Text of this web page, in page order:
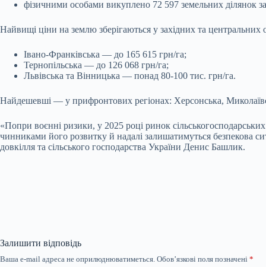
фізичними особами викуплено 72 597 земельних ділянок
Найвищі ціни на землю зберігаються у західних та
Івано-Франківська — до 165 615 грн/га;
Тернопільська — до 126 068 грн/га;
Львівська та Вінницька — понад 80-100 тис. грн/га.
Найдешевші — у прифронтових регіонах: Херсонська,
«Попри воєнні ризики, у 2025 році ринок
чинниками його розвитку й надалі залишатимуться безпекова
довкілля та сільського господарства України Денис Башлик.
Залишити відповідь
Ваша e-mail адреса не оприлюднюватиметься. Обов’язкові поля позначені *